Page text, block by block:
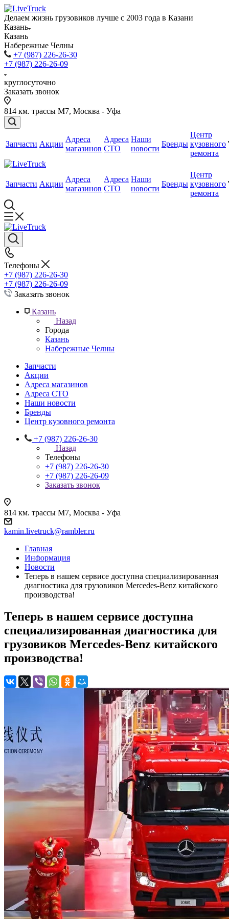
Делаем жизнь грузовиков лучше с 2003 года в Казани
Казань
Казань
Набережные Челны
+7 (987) 226-26-30
+7 (987) 226-26-09
круглосуточно
Заказать звонок
814 км. трассы М7, Москва - Уфа
Запчасти Акции
Адреса
магазинов
Адреса
СТО
Наши
новости
Бренды
Центр
кузовного
ремонта
Запчасти Акции
Адреса
магазинов
Адреса
СТО
Наши
новости
Бренды
Центр
кузовного
ремонта
Телефоны
+7 (987) 226-26-30
+7 (987) 226-26-09
Заказать звонок
Казань
Назад
Города
Казань
Набережные Челны
Запчасти
Акции
Адреса магазинов
Адреса СТО
Наши новости
Бренды
Центр кузовного ремонта
+7 (987) 226-26-30
Назад
Телефоны
+7 (987) 226-26-30
+7 (987) 226-26-09
Заказать звонок
814 км. трассы М7, Москва - Уфа
kamin.livetruck@rambler.ru
Главная
Информация
Новости
Теперь в нашем сервисе доступна специализированная
диагностика для грузовиков Mercedes-Benz китайского
производства!
Теперь в нашем сервисе доступна
специализированная диагностика для
грузовиков Mercedes-Benz китайского
производства!